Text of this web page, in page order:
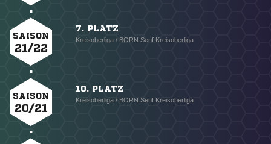
SAISON
21/22
7. PLATZ
Kreisoberliga / BORN Senf Kreisoberliga
SAISON
20/21
10. PLATZ
Kreisoberliga / BORN Senf Kreisoberliga